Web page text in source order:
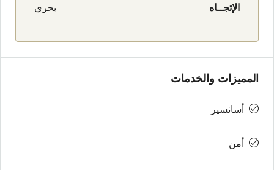
الإتجــاه بحري
المميزات والخدمات
أسانسير
أمن